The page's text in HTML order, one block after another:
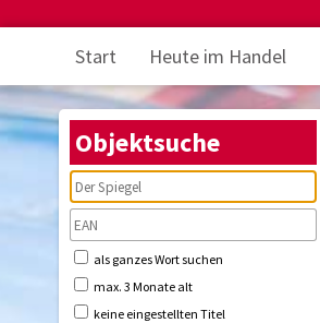
Start Heute im Handel
Objektsuche
als ganzes Wort suchen
max. 3 Monate alt
keine eingestellten Titel